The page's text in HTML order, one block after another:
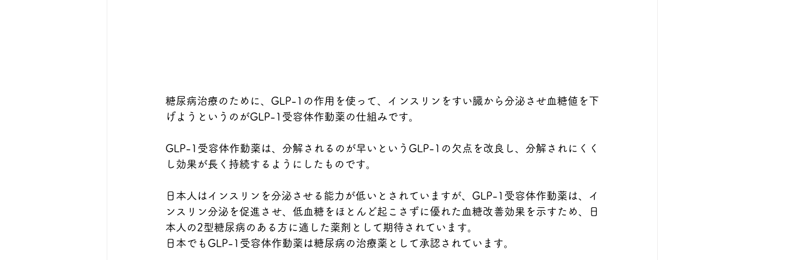
糖尿病治療のために、GLP-1の作用を使って、インスリンをすい臓から分泌させ血糖値を下
げようというのがGLP-1受容体作動薬の仕組みです。
GLP-1受容体作動薬は、分解されるのが早いというGLP-1の欠点を改良し、分解されにくく
し効果が長く持続するようにしたものです。
日本人はインスリンを分泌させる能力が低いとされていますが、GLP-1受容体作動薬は、イ
ンスリン分泌を促進させ、低血糖をほとんど起こさずに優れた血糖改善効果を示すため、日
本人の2型糖尿病のある方に適した薬剤として期待されています。
日本でもGLP-1受容体作動薬は糖尿病の治療薬として承認されています。